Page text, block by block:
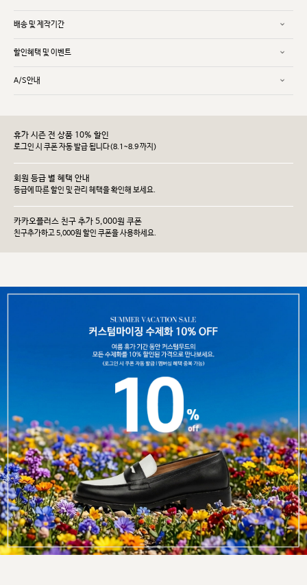
배송 및 제작기간
할인혜택 및 이벤트
A/S안내
휴가 시즌 전 상품 10% 할인
로그인 시 쿠폰 자동 발급 됩니다(8.1~8.9 까지)
회원 등급 별 혜택 안내
등급에 따른 할인 및 관리 헤택을 확인해 보세요.
카카오플러스 친구 추가 5,000원 쿠폰
친구추가하고 5,000원 할인 쿠폰을 사용하세요.